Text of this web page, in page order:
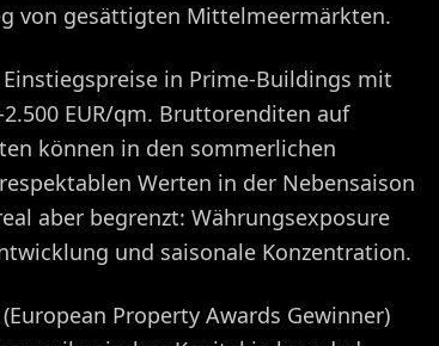
von gesättigten Mittelmeermärkten.
in Prime-Buildings mit
EUR/qm. Bruttorenditen auf
können in den sommerlichen
Werten in der Nebensaison
aber begrenzt: Währungsexposure
und saisonale Konzentration.
Property Awards Gewinner)